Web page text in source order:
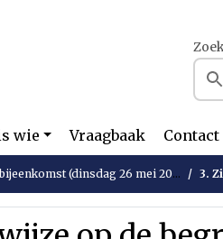
wie Vraagbaak Contact
(dinsdag 26 mei 2026) 3.